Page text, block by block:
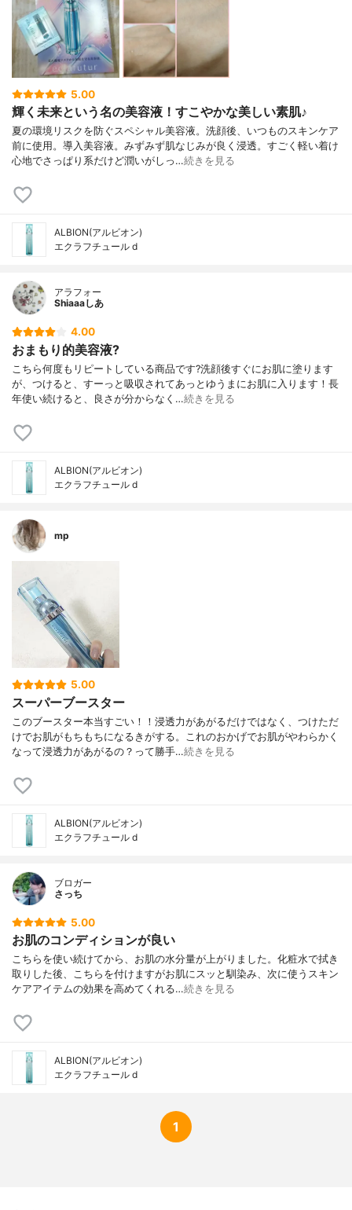
5.00
輝く未来という名の美容液！すこやかな美しい素肌♪
夏の環境リスクを防ぐスペシャル美容液。洗顔後、いつものスキンケア
前に使用。導入美容液。みずみず肌なじみが良く浸透。すごく軽い着け
心地でさっぱり系だけど潤いがしっ…続きを見る
ALBION(アルビオン)
エクラフチュール d
アラフォー
Shiaaaしあ
4.00
おまもり的美容液?
こちら何度もリピートしている商品です?洗顔後すぐにお肌に塗ります
が、つけると、すーっと吸収されてあっとゆうまにお肌に入ります！長
年使い続けると、良さが分からなく…続きを見る
ALBION(アルビオン)
エクラフチュール d
mp
5.00
スーパーブースター
このブースター本当すごい！！浸透力があがるだけではなく、つけただ
けでお肌がもちもちになるきがする。これのおかげでお肌がやわらかく
なって浸透力があがるの？って勝手…続きを見る
ALBION(アルビオン)
エクラフチュール d
ブロガー
さっち
5.00
お肌のコンディションが良い
こちらを使い続けてから、お肌の水分量が上がりました。化粧水で拭き
取りした後、こちらを付けますがお肌にスッと馴染み、次に使うスキン
ケアアイテムの効果を高めてくれる…続きを見る
ALBION(アルビオン)
エクラフチュール d
1